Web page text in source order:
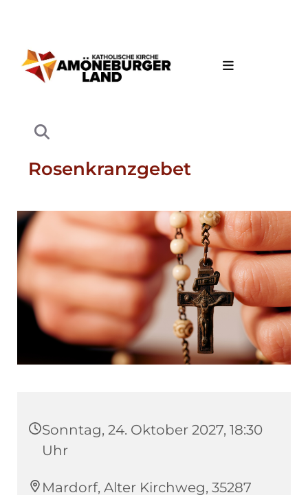
Rosenkranzgebet
Sonntag, 24. Oktober 2027, 18:30
Uhr
Mardorf, Alter Kirchweg, 35287